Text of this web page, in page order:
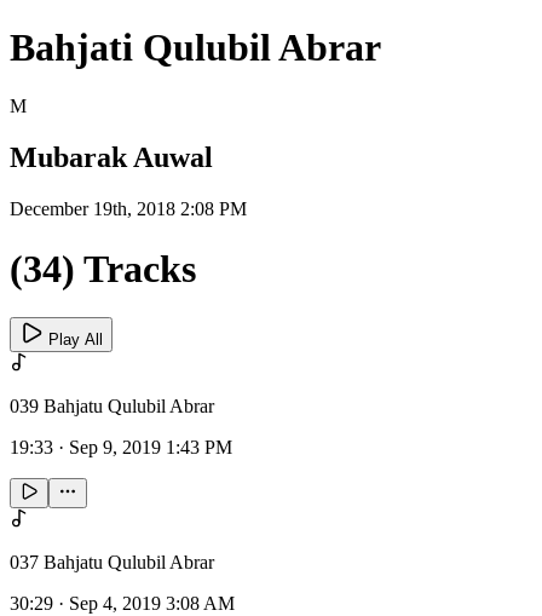
Bahjati Qulubil Abrar
M
Mubarak Auwal
December 19th, 2018 2:08 PM
(34) Tracks
Play All
039 Bahjatu Qulubil Abrar
19:33 · Sep 9, 2019 1:43 PM
037 Bahjatu Qulubil Abrar
30:29 · Sep 4, 2019 3:08 AM